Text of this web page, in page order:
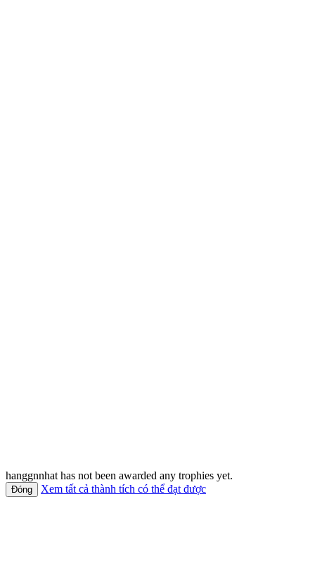
hanggnnhat has not been awarded any trophies yet.
Xem tất cả thành tích có thể đạt được